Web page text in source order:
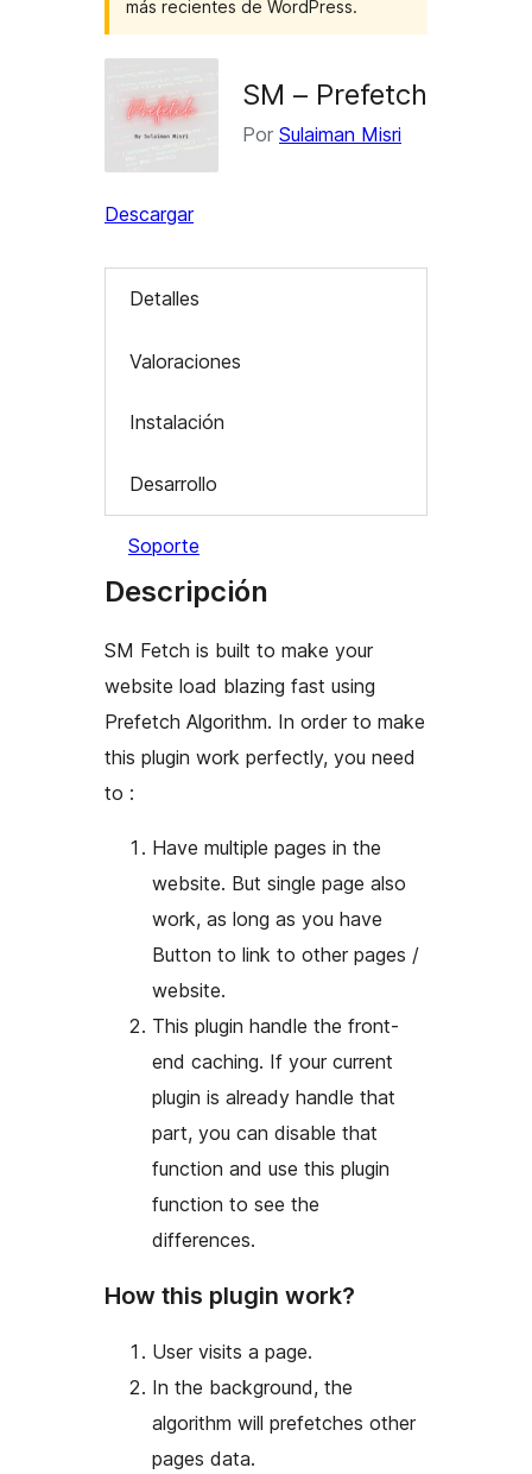
más recientes de WordPress.
SM – Prefetch
Por Sulaiman Misri
Descargar
Detalles
Valoraciones
Instalación
Desarrollo
Soporte
Descripción
SM Fetch is built to make your
website load blazing fast using
Prefetch Algorithm. In order to make
this plugin work perfectly, you need
to :
Have multiple pages in the
website. But single page also
work, as long as you have
Button to link to other pages /
website.
This plugin handle the front-
end caching. If your current
plugin is already handle that
part, you can disable that
function and use this plugin
function to see the
differences.
How this plugin work?
User visits a page.
In the background, the
algorithm will prefetches other
pages data.